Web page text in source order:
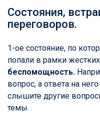
Состояния,
переговоров.
1-ое состояние, по
попали в рамки
беспомощность.
вопрос, а ответа на
слышите другие
темы.